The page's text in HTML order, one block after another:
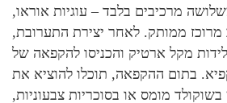
מרכיבים בלבד – עוגיות אוראו,
ממותק. לאחר יצירת התערובת,
מקל ארטיק והכניסו להקפאה של
בתום ההקפאה, תוכלו להוציא את
בשוקולד מומס או בסוכריות צבעוניות,